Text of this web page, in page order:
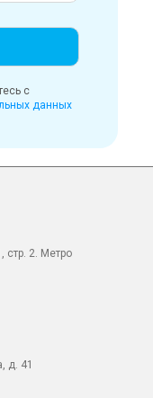
с
данных
стр. 2. Метро
д. 41